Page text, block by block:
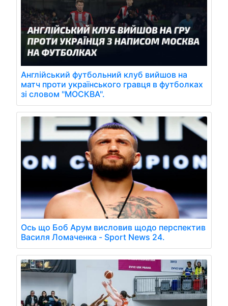
Англійський футбольний клуб вийшов на
матч проти українського гравця в футболках
зі словом "МОСКВА".
Ось що Боб Арум висловив щодо перспектив
Василя Ломаченка - Sport News 24.